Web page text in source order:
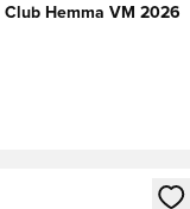
Hemma VM 2026
för att logga in eller